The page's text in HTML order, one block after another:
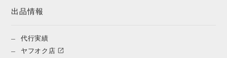
出品情報
代行実績
ヤフオク店